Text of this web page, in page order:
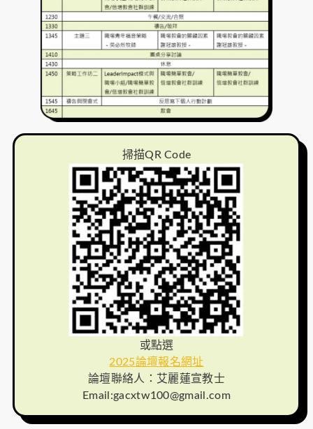
掃描QR Code
或點選
2025論壇報名網址
論壇聯絡人：艾麗蓮宣教士
Email:gacxtw100@gmail.com